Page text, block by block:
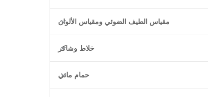
مقياس الطيف الضوئي ومقياس الألوان
خلاط وشاكر
حمام مائي